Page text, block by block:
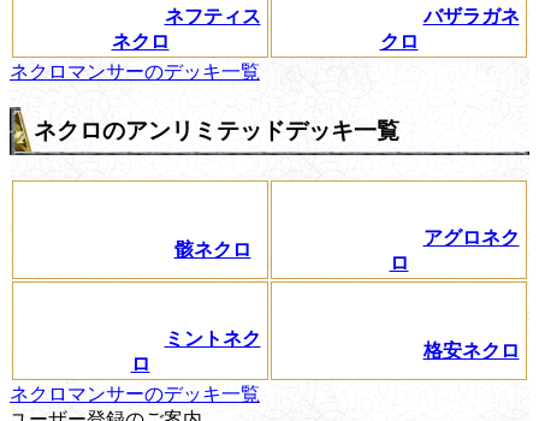
ネフティス
ネクロ
バザラガネ
クロ
ネクロマンサーのデッキ一覧
ネクロのアンリミテッドデッキ一覧
骸ネクロ
アグロネク
ロ
ミントネク
ロ
格安ネクロ
ネクロマンサーのデッキ一覧